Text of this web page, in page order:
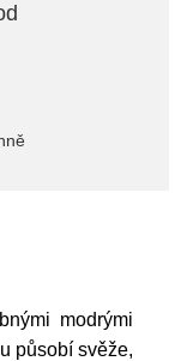
modrými
působí svěže,